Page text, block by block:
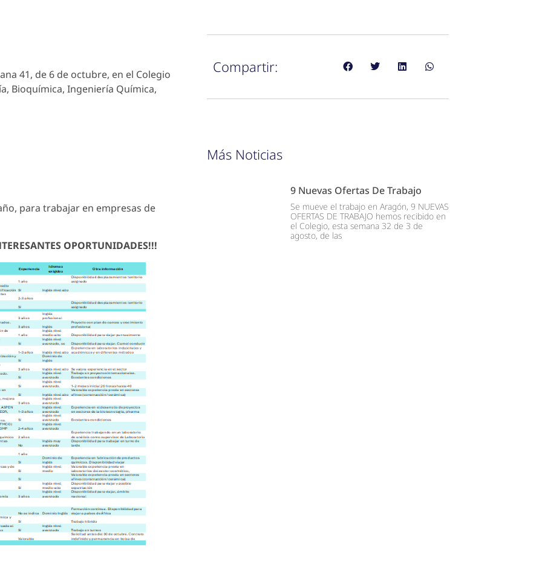
41, de 6 de octubre, en el Colegio
Bioquímica, Ingeniería Química,
para trabajar en empresas de
OPORTUNIDADES!!!
Compartir:
Más Noticias
9 Nuevas Ofertas De Trabajo
Se mueve el trabajo en Aragón, 9 NUEVAS
OFERTAS DE TRABAJO hemos recibido en
el Colegio, esta semana 32 de 3 de
agosto, de las